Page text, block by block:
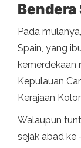
Bendera
Pada
Spain, yang
kemerdekaan
Kepulauan
Kerajaan
Walaupun
sejak abad ke